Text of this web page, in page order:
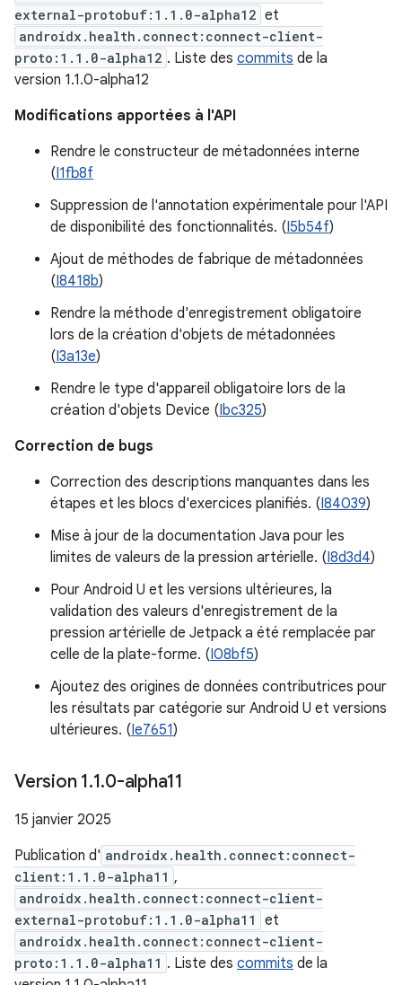
external-protobuf:1.1.0-alpha12 et
androidx.health.connect:connect-client-
proto:1.1.0-alpha12 . Liste des commits de la
version 1.1.0-alpha12
Modifications apportées à l'API
Rendre le constructeur de métadonnées interne
(I1fb8f
Suppression de l'annotation expérimentale pour l'API
de disponibilité des fonctionnalités. (I5b54f)
Ajout de méthodes de fabrique de métadonnées
(I8418b)
Rendre la méthode d'enregistrement obligatoire
lors de la création d'objets de métadonnées
(I3a13e)
Rendre le type d'appareil obligatoire lors de la
création d'objets Device (Ibc325)
Correction de bugs
Correction des descriptions manquantes dans les
étapes et les blocs d'exercices planifiés. (I84039)
Mise à jour de la documentation Java pour les
limites de valeurs de la pression artérielle. (I8d3d4)
Pour Android U et les versions ultérieures, la
validation des valeurs d'enregistrement de la
pression artérielle de Jetpack a été remplacée par
celle de la plate-forme. (I08bf5)
Ajoutez des origines de données contributrices pour
les résultats par catégorie sur Android U et versions
ultérieures. (Ie7651)
Version 1.1.0-alpha11
15 janvier 2025
Publication d' androidx.health.connect:connect-
client:1.1.0-alpha11 ,
androidx.health.connect:connect-client-
external-protobuf:1.1.0-alpha11
et
androidx.health.connect:connect-client-
proto:1.1.0-alpha11 . Liste des commits de la